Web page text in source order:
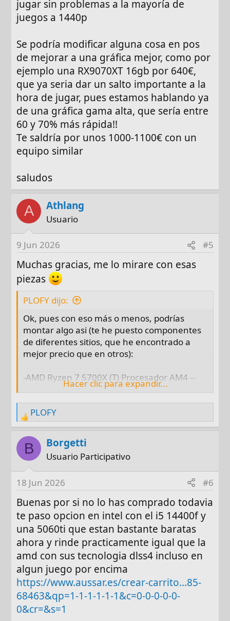
jugar sin problemas a la mayoría de
juegos a 1440p
Se podría modificar alguna cosa en pos
de mejorar a una gráfica mejor, como por
ejemplo una RX9070XT 16gb por 640€,
que ya seria dar un salto importante a la
hora de jugar, pues estamos hablando ya
de una gráfica gama alta, que sería entre
60 y 70% más rápida!!
Te saldría por unos 1000-1100€ con un
equipo similar
saludos
A Athlang
Usuario
9 Jun 2026 #5
Muchas gracias, me lo mirare con esas
piezas
PLOFY dijo:
Ok, pues con eso más o menos, podrías
montar algo asi (te he puesto componentes
de diferentes sitios, que he encontrado a
mejor precio que en otros):
-AMD Ryzen 7 5700X (T) Procesador AM4 --
amd-ryzen-7-5700x-t-procesador-am4
-Gigabyte B550 EAGLE WIFI6 Socket AM4 --
115.95 Coolmod
https://www.coolmod.com/gigabyte-b550-
eagle-wifi6-socket-am4/
- Disipador de CPU Thermalright Assassin
Spirit 120 V2 Plus -- 21.90€ Amazon
https://www.amazon.es/dp/B0GFD6KGKT/ref
=sspa_dk_detail_5?
psc=1&aref=BqyeMGZqOt&sp_csd=d2lkZ2V0T
mFtZT1zcF9kZXRhaWwy
- Fuente/PSU be quiet! System Power 11 M
80+ Gold 750W ATX 3.1 PCIE 5.1 Modular --
79.95€ Coolmod
https://www.coolmod.com/be-quiet-system-
power-11-m-80-plus-gold-750w-atx-3-1-pcie-5-
1-modular/
-Caja/Torre Lian Li Lancool 216 Mesh RGB
Negro -- 72.95€ Coolmod
Hacer clic para expandir...
R
e
a
o
n
s
PLOFY
B Borgetti
Usuario Participativo
18 Jun 2026 #6
Buenas por si no lo has comprado todavia
te paso opcion en intel con el i5 14400f y
una 5060ti que estan bastante baratas
ahora y rinde practicamente igual que la
amd con sus tecnologia dlss4 incluso en
algun juego por encima
https://www.aussar.es/crear-carrito...85-
68463&qp=1-1-1-1-1-1&c=0-0-0-0-0-
0&cr=&s=1